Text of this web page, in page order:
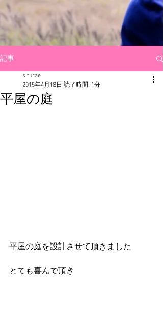
記事
平屋の庭
siturae
2015年4月18日 読了時間: 1分
平屋の庭を設計させて頂きました
とても喜んで頂き